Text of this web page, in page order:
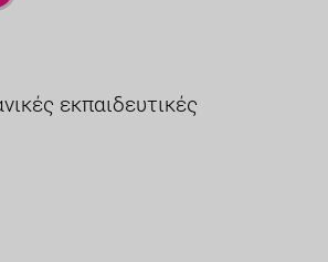
εκπαιδευτικές